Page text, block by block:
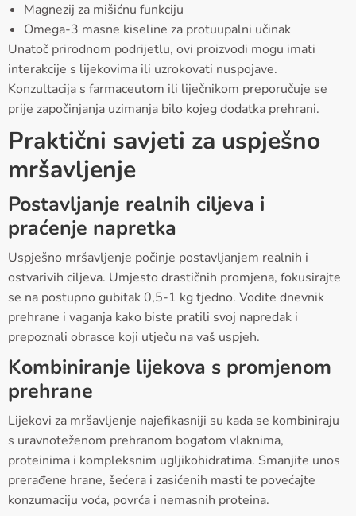
Magnezij za mišićnu funkciju
Omega-3 masne kiseline za protuupalni učinak
Unatoč prirodnom podrijetlu, ovi proizvodi mogu imati
interakcije s lijekovima ili uzrokovati nuspojave.
Konzultacija s farmaceutom ili liječnikom preporučuje se
prije započinjanja uzimanja bilo kojeg dodatka prehrani.
Praktični savjeti za uspješno
mršavljenje
Postavljanje realnih ciljeva i
praćenje napretka
Uspješno mršavljenje počinje postavljanjem realnih i
ostvarivih ciljeva. Umjesto drastičnih promjena, fokusirajte
se na postupno gubitak 0,5-1 kg tjedno. Vodite dnevnik
prehrane i vaganja kako biste pratili svoj napredak i
prepoznali obrasce koji utječu na vaš uspjeh.
Kombiniranje lijekova s promjenom
prehrane
Lijekovi za mršavljenje najefikasniji su kada se kombiniraju
s uravnoteženom prehranom bogatom vlaknima,
proteinima i kompleksnim ugljikohidratima. Smanjite unos
prerađene hrane, šećera i zasićenih masti te povećajte
konzumaciju voća, povrća i nemasnih proteina.